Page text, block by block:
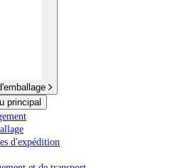
principal
d'expédition